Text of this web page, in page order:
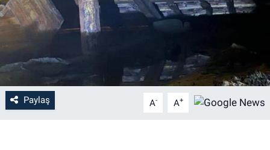
Paylaş A- A+